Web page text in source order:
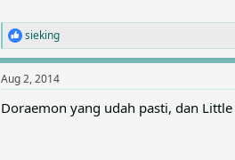
R
e
c
i
sieking
Aug 2, 2014
Doraemon yang udah pasti, dan